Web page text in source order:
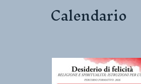
Calendario